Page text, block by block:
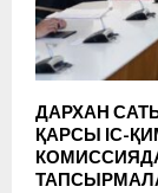
ДАРХАН
ҚАРСЫ ІС-